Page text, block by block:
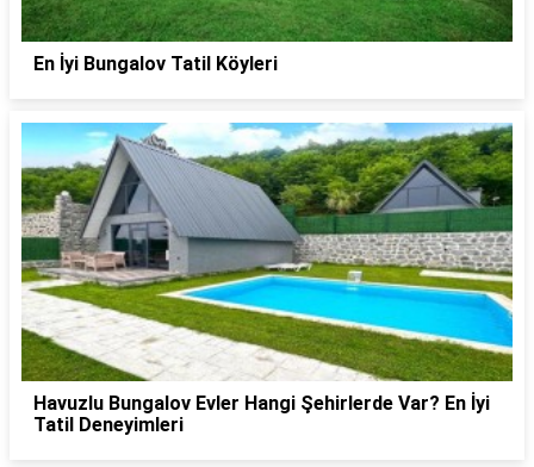
En İyi Bungalov Tatil Köyleri
Havuzlu Bungalov Evler Hangi Şehirlerde Var? En İyi
Tatil Deneyimleri